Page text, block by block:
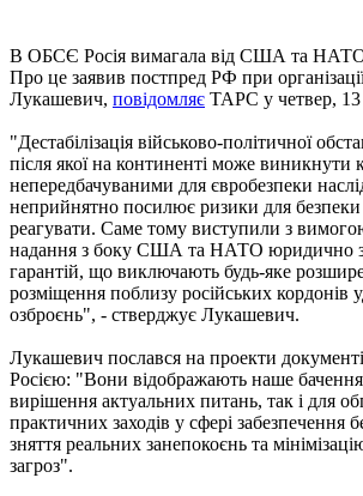
В ОБСЄ Росія вимагала від США та НАТО
Про це заявив постпред РФ при
Лукашевич, повідомляє ТАРС у четвер, 13
"Дестабілізація військово-політичної
після якої на континенті може виникнути
непередбачуваними для євробезпеки
неприйнятно посилює ризики для безпеки
реагувати. Саме тому виступили з
надання з боку США та НАТО юридично
гарантій, що виключають будь-яке
розміщення поблизу російських кордонів
озброєнь", - стверджує Лукашевич.
Лукашевич послався на проекти
Росією: "Вони відображають наше
вирішення актуальних питань, так і для
практичних заходів у сфері забезпечення
зняття реальних занепокоєнь та
загроз".